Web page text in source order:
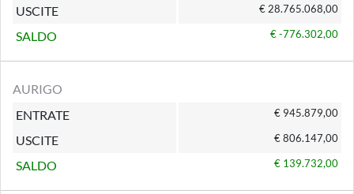
USCITE € 28.765.068,00
SALDO € -776.302,00
AURIGO
ENTRATE
€ 945.879,00
USCITE € 806.147,00
SALDO € 139.732,00